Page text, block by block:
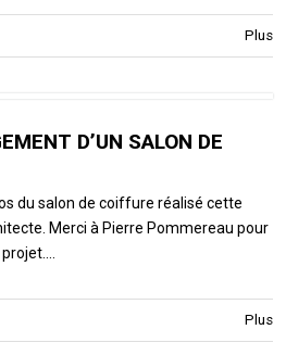
Plus
D’UN SALON DE
du salon de coiffure réalisé cette
Merci à Pierre Pommereau pour
Plus